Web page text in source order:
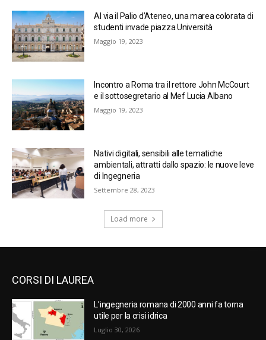
Al via il Palio d’Ateneo, una marea colorata di
studenti invade piazza Università
Maggio 19, 2023
Incontro a Roma tra il rettore John McCourt
e il sottosegretario al Mef Lucia Albano
Maggio 19, 2023
Nativi digitali, sensibili alle tematiche
ambientali, attratti dallo spazio: le nuove leve
di Ingegneria
Settembre 28, 2023
Load more
CORSI DI LAUREA
L’ingegneria romana di 2000 anni fa torna
utile per la crisi idrica
Luglio 30, 2026